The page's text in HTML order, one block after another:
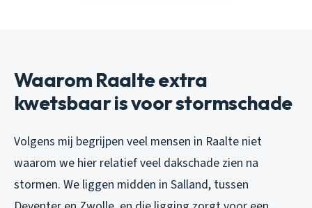
Waarom Raalte extra
kwetsbaar is voor stormschade
Volgens mij begrijpen veel mensen in Raalte niet
waarom we hier relatief veel dakschade zien na
stormen. We liggen midden in Salland, tussen